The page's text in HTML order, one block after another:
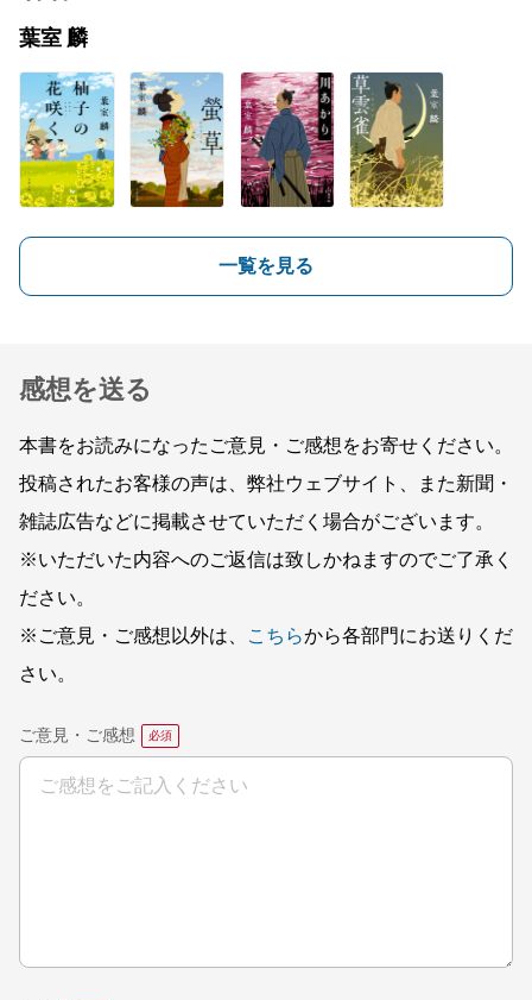
葉室 麟
一覧を見る
感想を送る
本書をお読みになったご意見・ご感想をお寄せください。
投稿されたお客様の声は、弊社ウェブサイト、また新聞・
雑誌広告などに掲載させていただく場合がございます。
※いただいた内容へのご返信は致しかねますのでご了承く
ださい。
※ご意見・ご感想以外は、
こちらから各部門にお送りくだ
さい。
ご意見・ご感想